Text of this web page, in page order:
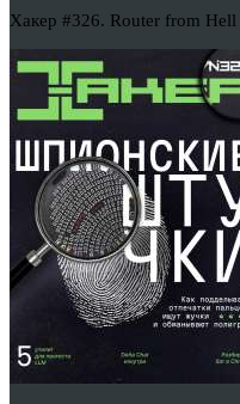
Хакер #326. Router from Hell